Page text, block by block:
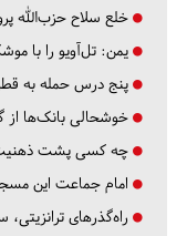
خلع سلاح حزب‌الله
یمن: تل‌آویو را با
پنج درس‌ حمله به
خوشحالی بانک‌ها از
چه کسی پشت ذهنیت
امام جماعت این مسجد در ۳ سال، نمازگزاران را
راه‌گذرهای